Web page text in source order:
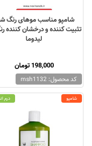
کد محصول: msh1132
شامپو مناسب موهای رنگ
تثبیت کننده و درخشان کننده
لیدوما
198,000 تومان
شامپو درم